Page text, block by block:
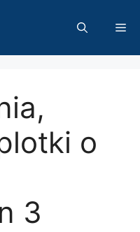
o
3